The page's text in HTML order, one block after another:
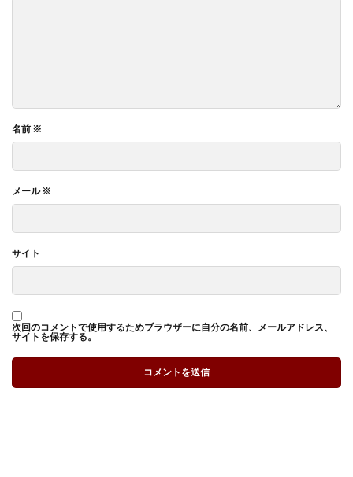
名前 ※
メール※
サイト
次回のコメントで使用するためブラウザーに自分の名前、メールアドレス、
サイトを保存する。